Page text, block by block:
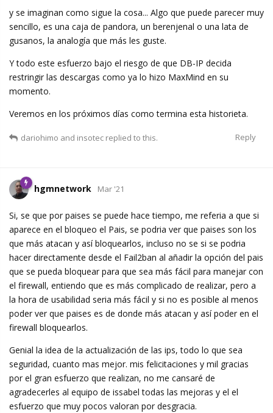
y se imaginan como sigue la cosa... Algo que puede parecer muy
sencillo, es una caja de pandora, un berenjenal o una lata de
gusanos, la analogía que más les guste.
Y todo este esfuerzo bajo el riesgo de que DB-IP decida
restringir las descargas como ya lo hizo MaxMind en su
momento.
Veremos en los próximos días como termina esta historieta.
Reply
dariohimo and insotec replied to this.
hgmnetwork Mar '21
Si, se que por paises se puede hace tiempo, me referia a que si
aparece en el bloqueo el Pais, se podria ver que paises son los
que más atacan y así bloquearlos, incluso no se si se podria
hacer directamente desde el Fail2ban al añadir la opción del pais
que se pueda bloquear para que sea más fácil para manejar con
el firewall, entiendo que es más complicado de realizar, pero a
la hora de usabilidad seria más fácil y si no es posible al menos
poder ver que paises es de donde más atacan y así poder en el
firewall bloquearlos.
Genial la idea de la actualización de las ips, todo lo que sea
seguridad, cuanto mas mejor. mis felicitaciones y mil gracias
por el gran esfuerzo que realizan, no me cansaré de
agradecerles al equipo de issabel todas las mejoras y el el
esfuerzo que muy pocos valoran por desgracia.